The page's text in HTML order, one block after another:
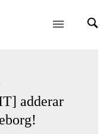
adderar